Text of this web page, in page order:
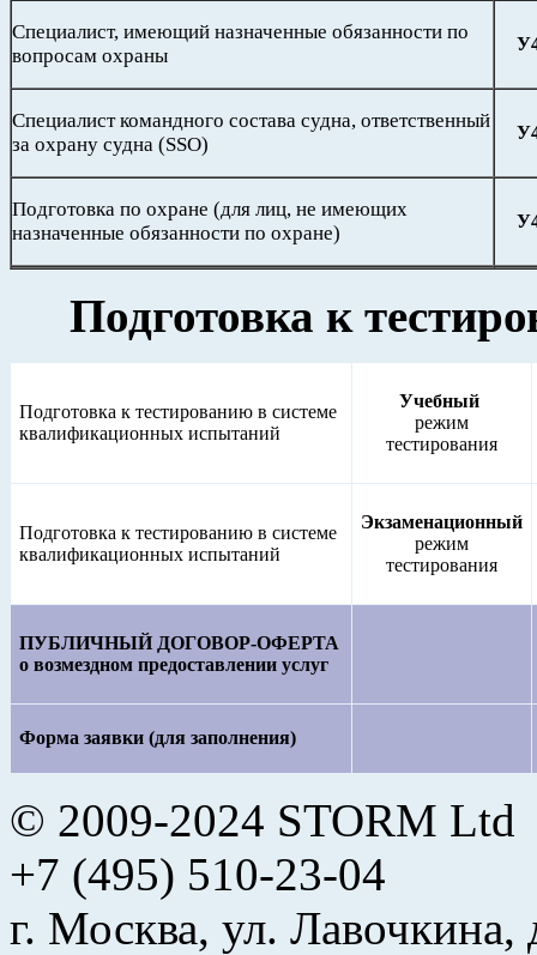
Специалист, имеющий назначенные обязанности по
вопросам охраны
Специалист командного состава судна, ответственный
за охрану судна (SSO)
Подготовка по охране (для лиц, не имеющих
назначенные обязанности по охране)
Подготовка к
Подготовка к тестированию в системе
квалификационных испытаний
Учебный
режим
тестирования
Подготовка к тестированию в системе
квалификационных испытаний
Экзаменационный
режим
тестирования
ПУБЛИЧНЫЙ ДОГОВОР-ОФЕРТА
о возмездном предоставлении услуг
Форма заявки (для заполнения)
© 2009-2024 STORM Ltd
+7 (495) 510-23-04
г. Москва, ул.